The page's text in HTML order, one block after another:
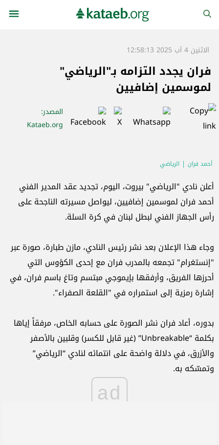
الاثنين 4 آب 2025 12:58:13
فران يجدد التزامه بـ"الرياضي"
لموسمين إضافيين
المصدر:
Kataeb.org
أحمد فران الرياضي
أعلن نادي "الرياضي" بيروت، اليوم، تجديد عقد المدير الفني
أحمد فران لموسمين إضافيين، ليواصل مسيرته الناجحة على
رأس الجهاز الفني لبطل لبنان في كرة السلة.
وجاء هذا الإعلان بعد نشر رئيس النادي، مازن طبارة، صورة عبر
"إنستغرام" تجمعه بالمدرب فران مع إحدى الكؤوس التي
أحرزها الفريق، وأرفقها بإيموجي مبتسم وتاغ باسم فران، في
إشارة رمزية إلى استمراره في "القلعة الصفراء".
بدوره، أعاد فران نشر الصورة على حسابه الخاص، مرفقاً إياها
بكلمة “Unbreakable” (غير قابل للكسر) وقلبين بالأصفر
والأزرق، في دلالة واضحة على انتمائه لنادي “الرياضي”
وتمسّكه به.
ad